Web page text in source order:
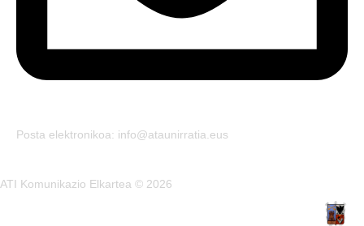
Posta elektronikoa: info@ataunirratia.eus
ATI Komunikazio Elkartea © 2026